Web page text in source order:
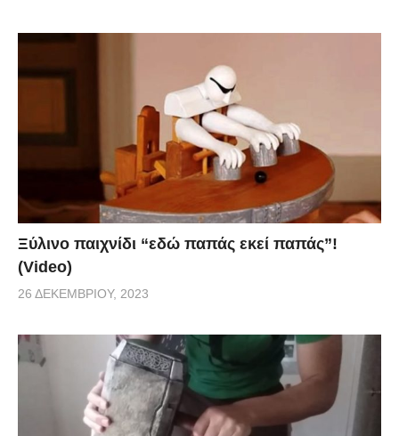
Ξύλινο παιχνίδι “εδώ παπάς εκεί παπάς”!
(Video)
26 ΔΕΚΕΜΒΡΊΟΥ, 2023